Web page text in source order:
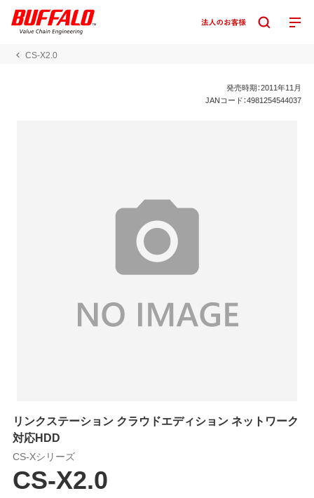
CS-X2.0
発売時期：2011年11月
JANコード：4981254544037
リンクステーション クラウドエディション ネットワーク
対応HDD
CS-Xシリーズ
CS-X2.0